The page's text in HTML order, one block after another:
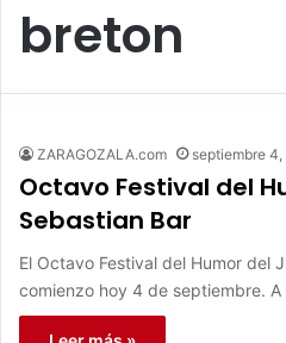
breton
ZARAGOZALA.com septiembre 4,
Octavo Festival del
Sebastian Bar
El Octavo Festival del Humor del
comienzo hoy 4 de septiembre. A